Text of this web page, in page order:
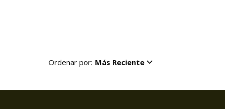
Ordenar por: Más Reciente